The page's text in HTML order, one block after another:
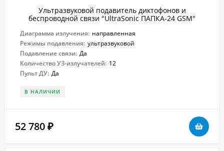
Ультразвуковой подавитель диктофонов и
беспроводной связи "UltraSonic ПАПКА-24 GSM"
Диаграмма излучения: направленная
Режимы подавления: ультразвуковой
Подавление связи: Да
Количество УЗ-излучателей: 12
Пульт ДУ: Да
В НАЛИЧИИ
52 780 ₽